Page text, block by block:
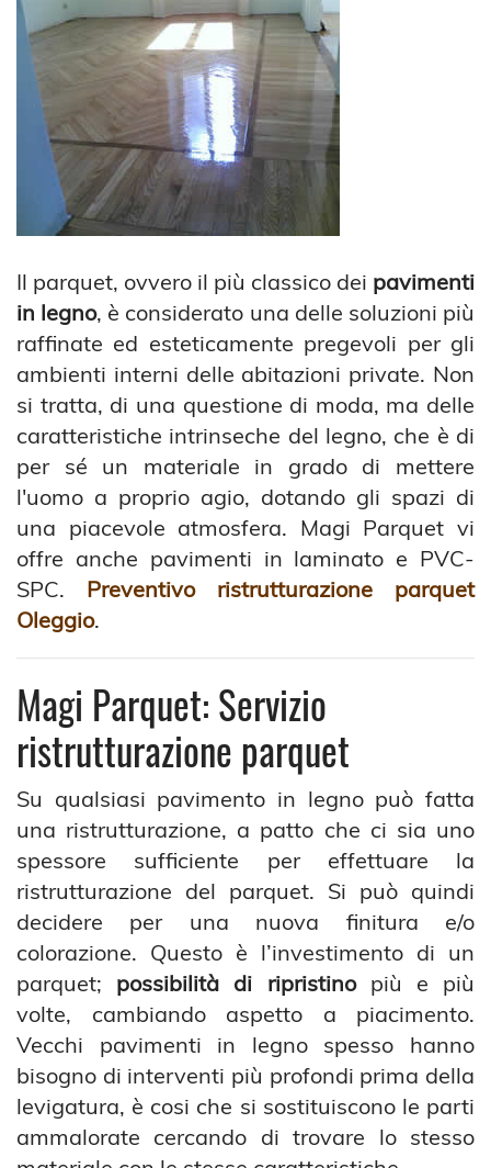
Il parquet, ovvero il più classico dei pavimenti
in legno, è considerato una delle soluzioni più
raffinate ed esteticamente pregevoli per gli
ambienti interni delle abitazioni private. Non
si tratta, di una questione di moda, ma delle
caratteristiche intrinseche del legno, che è di
per sé un materiale in grado di mettere
l'uomo a proprio agio, dotando gli spazi di
una piacevole atmosfera. Magi Parquet vi
offre anche pavimenti in laminato e PVC-
SPC. Preventivo ristrutturazione parquet
Oleggio.
Magi Parquet: Servizio
ristrutturazione parquet
Su qualsiasi pavimento in legno può fatta
una ristrutturazione, a patto che ci sia uno
spessore sufficiente per effettuare la
ristrutturazione del parquet. Si può quindi
decidere per una nuova finitura e/o
colorazione. Questo è l’investimento di un
parquet; possibilità di ripristinopiù e più
volte, cambiando aspetto a piacimento.
Vecchi pavimenti in legno spesso hanno
bisogno di interventi più profondi prima della
levigatura, è cosi che si sostituiscono le parti
ammalorate cercando di trovare lo stesso